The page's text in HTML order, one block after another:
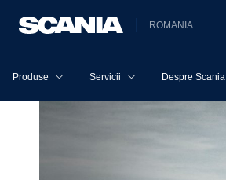
ROMANIA
Produse Servicii Despre Scania